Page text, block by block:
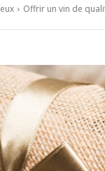
Offrir un vin de